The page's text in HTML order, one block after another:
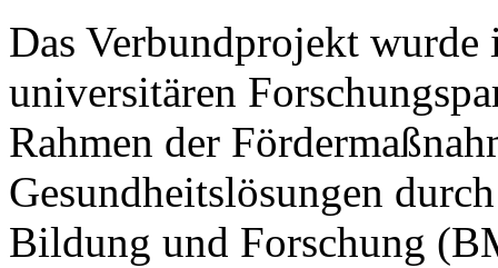
Das Verbundprojekt
universitären
Rahmen der
Gesundheitslösungen
Bildung und Forschung